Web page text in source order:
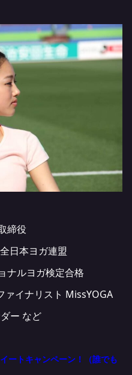
締役
日本ヨガ連盟
ナルヨガ検定合格
ァイナリスト MissYOGA
ー など
トキャンペーン！（誰でも